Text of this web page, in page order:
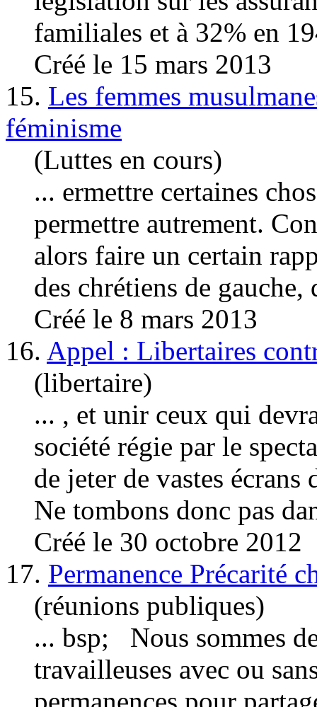
familiales et à 32% en
Créé le 15 mars 2013
15. Les femmes
féminisme
(Luttes en cours)
... ermettre certaines
permettre autrement.
alors faire un certain
des chrétiens de
Créé le 8 mars 2013
16. Appel : Libertaires
(libertaire)
... , et unir ceux qui
société régie par le
de jeter de vastes
Ne tombons donc pas
Créé le 30 octobre 2012
17. Permanence Précarité
(réunions publiques)
... bsp; Nous sommes
travailleuses avec ou